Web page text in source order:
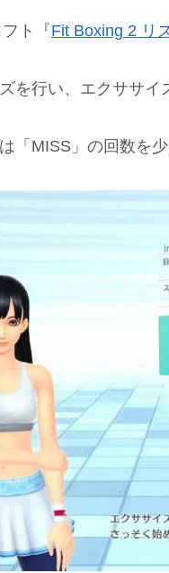
ト『Fit Boxing 2 リ
を行い、エクササイ
「MISS」の回数を少